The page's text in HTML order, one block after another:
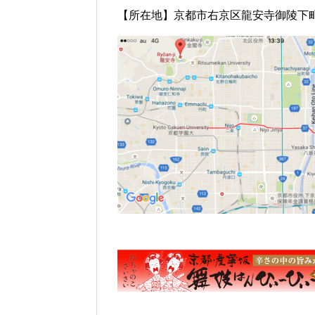
【所在地】京都市右京区龍安寺御陵下